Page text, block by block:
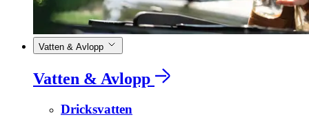
Vatten & Avlopp
Vatten & Avlopp
Dricksvatten